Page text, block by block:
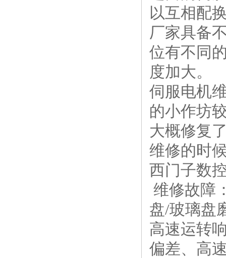
以互相配
厂家具备
位有不同
度加大。
伺服电机
的小作坊
大概修复
维修的时
西门子数
维修故障
盘/玻璃盘
高速运转
偏差、高